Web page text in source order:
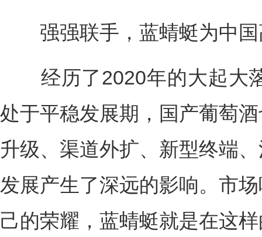
强强联手，蓝蜻蜓为中国
经历了2020年的大起大
处于平稳发展期，国产葡萄
升级、渠道外扩、新型终端
发展产生了深远的影响。市
己的荣耀，蓝蜻蜓就是在这